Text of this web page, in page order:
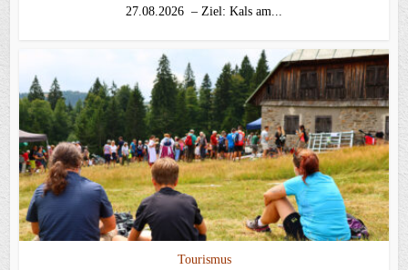
27.08.2026 – Ziel: Kals am...
Tourismus